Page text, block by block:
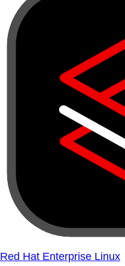
Red Hat Enterprise Linux